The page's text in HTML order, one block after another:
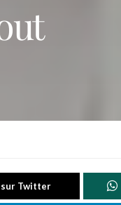
sur Twitter